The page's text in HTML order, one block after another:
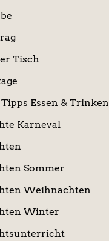
Tisch
Essen & Trinken
Karneval
Sommer
Weihnachten
Winter